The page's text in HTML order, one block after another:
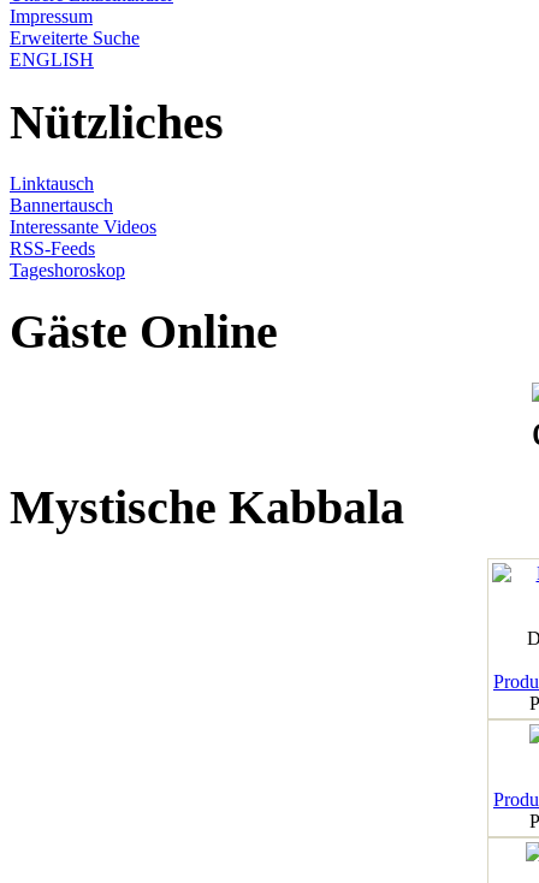
Impressum
Erweiterte Suche
ENGLISH
Nützliches
Linktausch
Bannertausch
Interessante Videos
RSS-Feeds
Tageshoroskop
Gäste Online
Mystische Kabbala